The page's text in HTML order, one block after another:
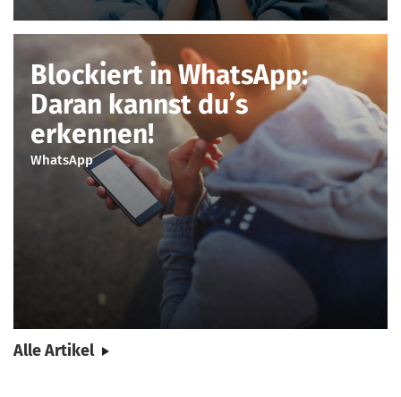
Blockiert in WhatsApp:
Daran kannst du’s
erkennen!
WhatsApp
Alle Artikel